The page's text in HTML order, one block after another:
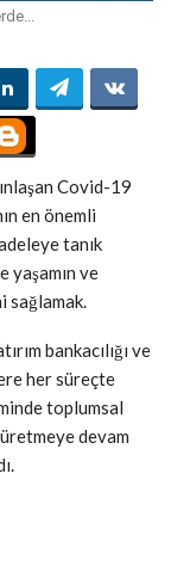
Covid-19
en önemli
tanık
yaşamın ve
sağlamak.
bankacılığı ve
her süreçte
toplumsal
üretmeye devam